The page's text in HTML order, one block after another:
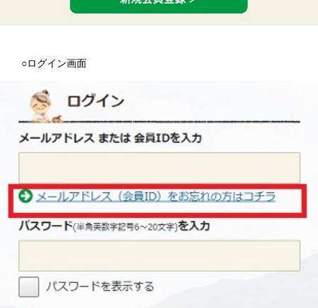
○ログイン画面